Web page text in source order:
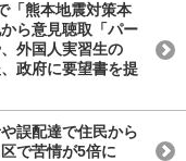
「熊本地震対策本
ら意見聴取「パー
外国人実習生の
政府に要望書を提
誤配達で住民から
で苦情が5倍に